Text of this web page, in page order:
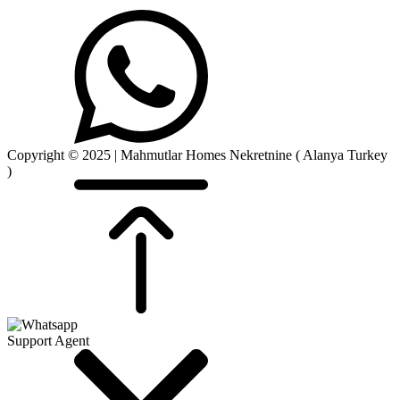
Copyright © 2025 | Mahmutlar Homes Nekretnine ( Alanya Turkey
)
Support Agent